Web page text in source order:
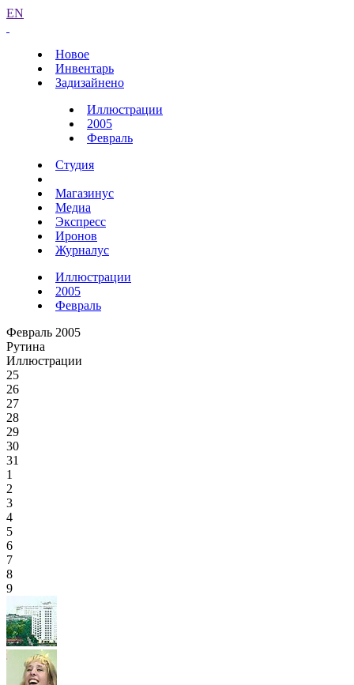
EN
Новое
Инвентарь
Задизайнено
Иллюстрации
2005
Февраль
Студия
Магазинус
Медиа
Экспресс
Иронов
Журналус
Иллюстрации
2005
Февраль
Февраль 2005
Рутина
Иллюстрации
25
26
27
28
29
30
31
1
2
3
4
5
6
7
8
9